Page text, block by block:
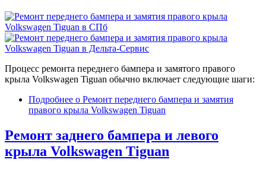
Процесс ремонта переднего бампера и замятого правого
крыла Volkswagen Tiguan обычно включает следующие шаги:
Подробнее о Ремонт переднего бампера и замятия
правого крыла Volkswagen Tiguan
Ремонт заднего бампера и левого
крыла Volkswagen Tiguan